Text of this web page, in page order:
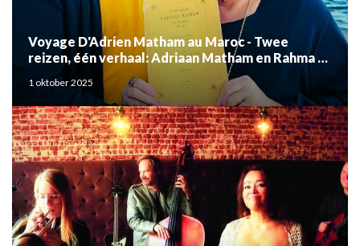
Voyage D'Adrien Matham au Maroc - Twee
reizen, één verhaal: Adriaan Matham en Rahma el
Mouden
1 oktober 2025